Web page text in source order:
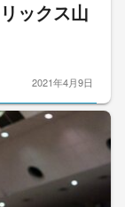
ックス山
2021年4月9日